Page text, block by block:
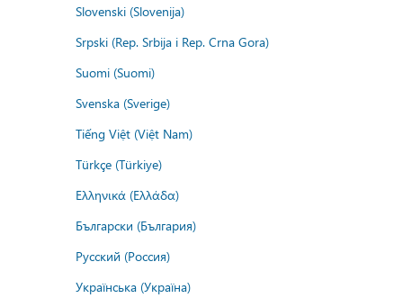
Slovenski (Slovenija)
Srpski (Rep. Srbija i Rep. Crna Gora)
Suomi (Suomi)
Svenska (Sverige)
Tiếng Việt (Việt Nam)
Türkçe (Türkiye)
Ελληνικά (Ελλάδα)
Български (България)
Русский (Россия)
Українська (Україна)